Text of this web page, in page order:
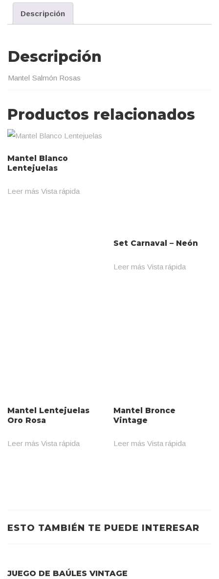
Descripción
Descripción
Mantel Salmón Rosas
Productos relacionados
Mantel Blanco
Lentejuelas
Leer más Vista rápida
Set Carnaval – Neón
Leer más Vista rápida
Mantel Lentejuelas
Oro Rosa
Leer más Vista rápida
Mantel Bronce
Vintage
Leer más Vista rápida
ESTO TAMBIÉN TE PUEDE INTERESAR
JUEGO DE BAÚLES VINTAGE